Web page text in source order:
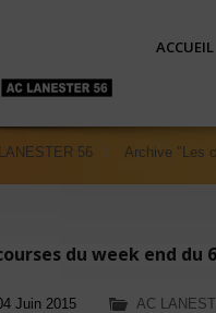
ACCUEIL
56 Archive "Les
du week end du
Juin 2015 AC